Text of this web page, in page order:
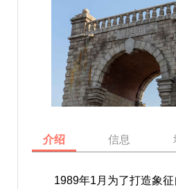
介绍 信息
1989年1月为了打造象征